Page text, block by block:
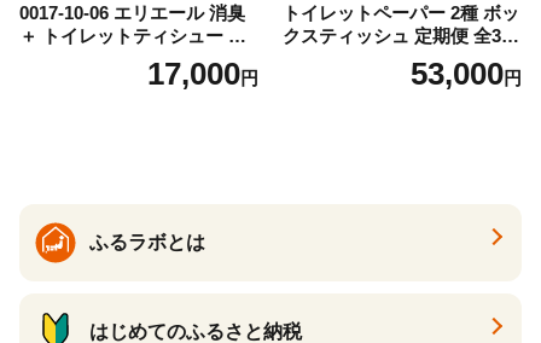
0017-10-06 エリエール 消臭
＋ トイレットティシュー し
っかり香るフレッシュクリア
の香り ダブル 12ロール×6パ
17,000円
トイレットペーパー 2種 ボッ
クスティッシュ 定期便 全3
回 日本製 まとめ買い 防災
常備品 日用雑貨 消耗品 生活
53,000円
ふるラボとは
はじめてのふるさと納税